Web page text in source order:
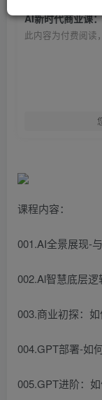
此内容为付费阅读
课程内容：
001.AI全景展现-
002.Al智慧底层
003.商业初探：
004.GPT部署-如
005.GPT进阶：